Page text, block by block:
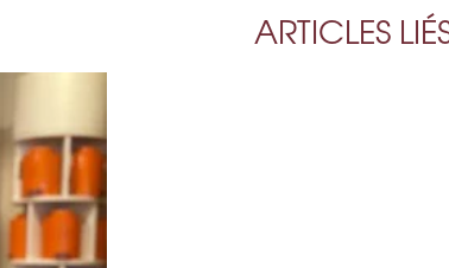
ARTICLES